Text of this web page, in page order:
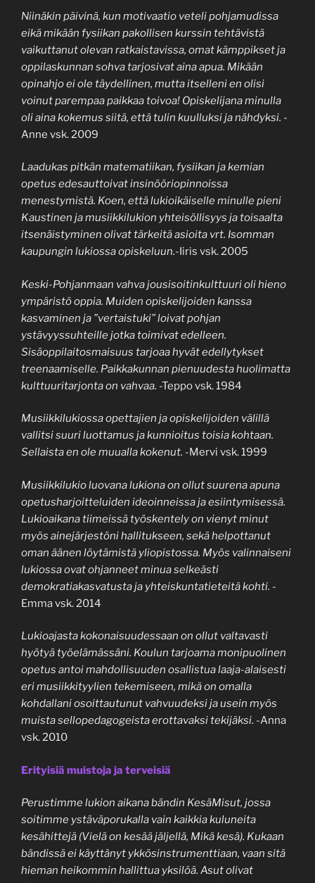
Niinäkin päivinä, kun motivaatio veteli pohjamudissa
eikä mikään fysiikan pakollisen kurssin tehtävistä
vaikuttanut olevan ratkaistavissa, omat kämppikset ja
oppilaskunnan sohva tarjosivat aina apua. Mikään
opinahjo ei ole täydellinen, mutta itselleni en olisi
voinut parempaa paikkaa toivoa! Opiskelijana minulla
oli aina kokemus siitä, että tulin kuulluksi ja nähdyksi. -
Anne vsk. 2009
Laadukas pitkän matematiikan, fysiikan ja kemian
opetus edesauttoivat insinööriopinnoissa
menestymistä. Koen, että lukioikäiselle minulle pieni
Kaustinen ja musiikkilukion yhteisöllisyys ja toisaalta
itsenäistyminen olivat tärkeitä asioita vrt. Isomman
kaupungin lukiossa opiskeluun.-Iiris vsk. 2005
Keski-Pohjanmaan vahva jousisoitinkulttuuri oli hieno
ympäristö oppia. Muiden opiskelijoiden kanssa
kasvaminen ja ”vertaistuki” loivat pohjan
ystävyyssuhteille jotka toimivat edelleen.
Sisäoppilaitosmaisuus tarjoaa hyvät edellytykset
treenaamiselle. Paikkakunnan pienuudesta huolimatta
kulttuuritarjonta on vahvaa. -Teppo vsk. 1984
Musiikkilukiossa opettajien ja opiskelijoiden välillä
vallitsi suuri luottamus ja kunnioitus toisia kohtaan.
Sellaista en ole muualla kokenut. -Mervi vsk. 1999
Musiikkilukio luovana lukiona on ollut suurena apuna
opetusharjoitteluiden ideoinneissa ja esiintymisessä.
Lukioaikana tiimeissä työskentely on vienyt minut
myös ainejärjestöni hallitukseen, sekä helpottanut
oman äänen löytämistä yliopistossa. Myös valinnaiseni
lukiossa ovat ohjanneet minua selkeästi
demokratiakasvatusta ja yhteiskuntatieteitä kohti. -
Emma vsk. 2014
Lukioajasta kokonaisuudessaan on ollut valtavasti
hyötyä työelämässäni. Koulun tarjoama monipuolinen
opetus antoi mahdollisuuden osallistua laaja-alaisesti
eri musiikkityylien tekemiseen, mikä on omalla
kohdallani osoittautunut vahvuudeksi ja usein myös
muista sellopedagogeista erottavaksi tekijäksi. -Anna
vsk. 2010
Erityisiä muistoja ja terveisiä
Perustimme lukion aikana bändin KesäMisut, jossa
soitimme ystäväporukalla vain kaikkia kuluneita
kesähittejä (Vielä on kesää jäljellä, Mikä kesä). Kukaan
bändissä ei käyttänyt ykkösinstrumenttiaan, vaan sitä
hieman heikommin hallittua yksilöä. Asut olivat